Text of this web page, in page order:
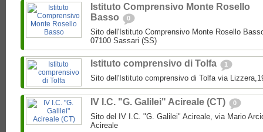
Istituto Comprensivo Monte Rosello
Basso
0
Sito dell'Istituto Comprensivo Monte Rosello
07100 Sassari (SS)
Istituto comprensivo di Tolfa 1
Sito dell'Istituto comprensivo di Tolfa via
IV I.C. "G. Galilei" Acireale (CT) 0
Sito del IV I.C. "G. Galilei" Acireale, via Mario
Acireale